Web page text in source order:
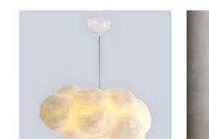
Breit